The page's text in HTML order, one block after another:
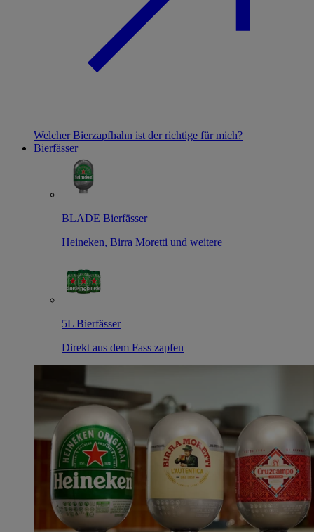
Welcher Bierzapfhahn ist der richtige für mich?
Bierfässer
BLADE Bierfässer
Heineken, Birra Moretti und weitere
5L Bierfässer
Direkt aus dem Fass zapfen